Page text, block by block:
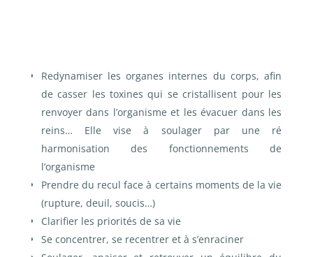
Redynamiser les organes internes du corps, afin
de casser les toxines qui se cristallisent pour les
renvoyer dans l’organisme et les évacuer dans les
reins… Elle vise à soulager par une ré
harmonisation des fonctionnements de
l’organisme
Prendre du recul face à certains moments de la vie
(rupture, deuil, soucis…)
Clarifier les priorités de sa vie
Se concentrer, se recentrer et à s’enraciner